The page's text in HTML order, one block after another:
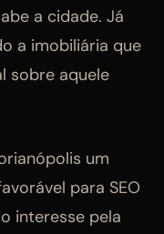
a cidade. Já
a imobiliária que
sobre aquele
um
para SEO
interesse pela